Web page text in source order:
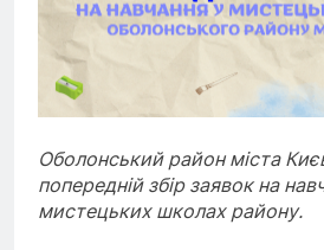
Оболонський район міста
попередній збір заявок на
мистецьких школах району.